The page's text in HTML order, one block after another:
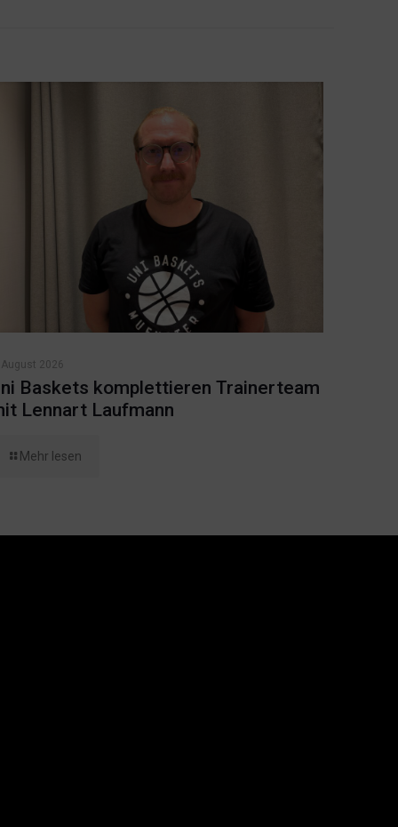
2026
Baskets komplettieren Trainerteam
Lennart Laufmann
Mehr lesen